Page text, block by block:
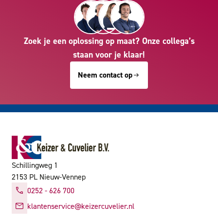
Zoek je een oplossing op maat? Onze collega’s
staan voor je klaar!
Neem contact op
Schillingweg 1
2153 PL Nieuw-Vennep
0252 - 626 700
klantenservice@keizercuvelier.nl